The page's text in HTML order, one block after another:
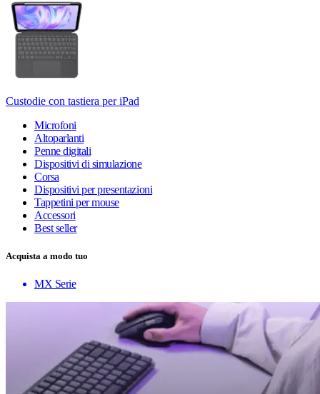
Custodie con tastiera per iPad
Microfoni
Altoparlanti
Penne digitali
Dispositivi di simulazione
Corsa
Dispositivi per presentazioni
Tappetini per mouse
Accessori
Best seller
Acquista a modo tuo
MX Serie